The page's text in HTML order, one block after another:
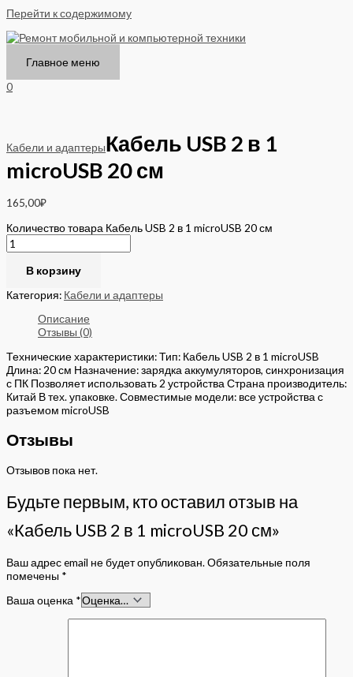
Перейти к содержимому
Главное меню
0
Кабели и адаптерыКабель USB 2 в 1
microUSB 20 см
165,00₽
Количество товара Кабель USB 2 в 1 microUSB 20 см
В корзину
Категория: Кабели и адаптеры
Описание
Отзывы (0)
Технические характеристики: Тип: Кабель USB 2 в 1 microUSB
Длина: 20 см Назначение: зарядка аккумуляторов, синхронизация
с ПК Позволяет использовать 2 устройства Страна производитель:
Китай В тех. упаковке. Совместимые модели: все устройства с
разъемом microUSB
Отзывы
Отзывов пока нет.
Будьте первым, кто оставил отзыв на
«Кабель USB 2 в 1 microUSB 20 см»
Ваш адрес email не будет опубликован.Обязательные поля
помечены *
Ваша оценка *